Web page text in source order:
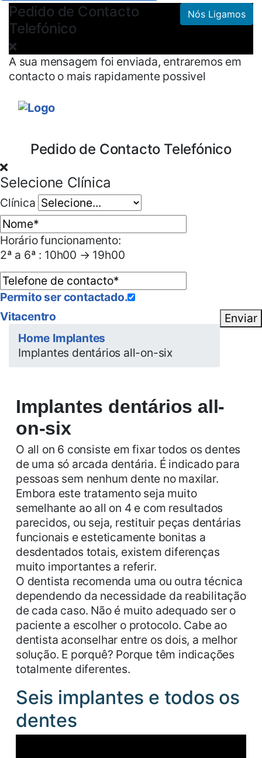
Nós Ligamos
Pedido de Contacto
Telefónico
A sua mensagem foi enviada, entraremos em
contacto o mais rapidamente possivel
Pedido de Contacto Telefónico
Selecione Clínica
Clínica
Horário funcionamento:
2ª a 6ª : 10h00 → 19h00
Permito ser contactado.
Enviar
Vitacentro
Home Implantes
Implantes dentários all-on-six
Implantes dentários all-
on-six
O all on 6 consiste em fixar todos os dentes
de uma só arcada dentária. É indicado para
pessoas sem nenhum dente no maxilar.
Embora este tratamento seja muito
semelhante ao all on 4 e com resultados
parecidos, ou seja, restituir peças dentárias
funcionais e esteticamente bonitas a
desdentados totais, existem diferenças
muito importantes a referir.
O dentista recomenda uma ou outra técnica
dependendo da necessidade da reabilitação
de cada caso. Não é muito adequado ser o
paciente a escolher o protocolo. Cabe ao
dentista aconselhar entre os dois, a melhor
solução. E porquê? Porque têm indicações
totalmente diferentes.
Seis implantes e todos os
dentes